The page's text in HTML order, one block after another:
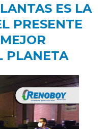
ES LA
PRESENTE
PLANETA